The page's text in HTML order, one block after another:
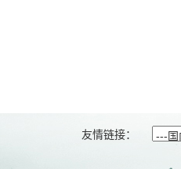
友情链接：